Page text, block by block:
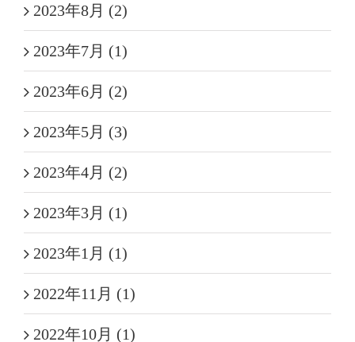
2023年8月 (2)
2023年7月 (1)
2023年6月 (2)
2023年5月 (3)
2023年4月 (2)
2023年3月 (1)
2023年1月 (1)
2022年11月 (1)
2022年10月 (1)